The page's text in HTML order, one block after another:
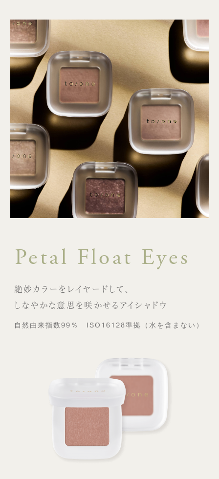
Petal Float Eyes
絶妙カラーをレイヤードして、
しなやかな意思を咲かせるアイシャドウ
自然由来指数99％ ISO16128準拠（水を含まない）